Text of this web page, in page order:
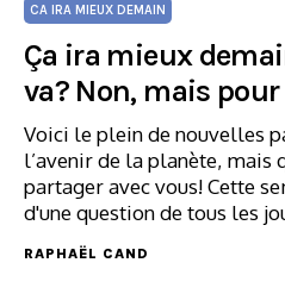
CA IRA MIEUX DEMAIN
Ça ira mieux
va? Non, mais
Voici le plein de nouvelles
l’avenir de la planète, mais
partager avec vous! Cette
d'une question de tous les
RAPHAËL CAND